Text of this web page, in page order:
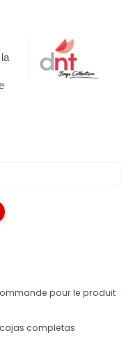
09
rouge
pour le produit
completas